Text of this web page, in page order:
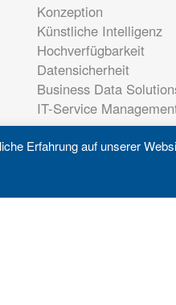
Konzeption
Künstliche Intelligenz
Hochverfügbarkeit
Datensicherheit
Business Data
IT-Service
Erfahrung auf unserer